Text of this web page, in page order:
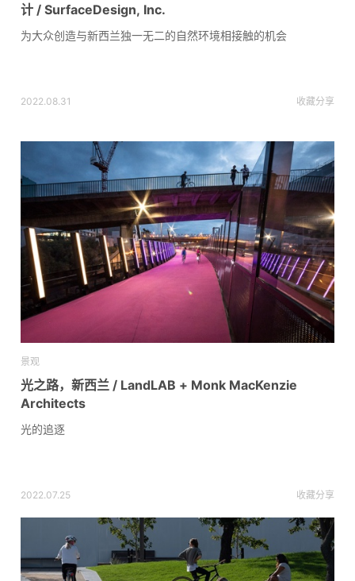
计 / SurfaceDesign, Inc.
为大众创造与新西兰独一无二的自然环境相接触的机会
2022.08.31 收藏分享
景观
光之路，新西兰 / LandLAB + Monk MacKenzie
Architects
光的追逐
2022.07.25 收藏分享